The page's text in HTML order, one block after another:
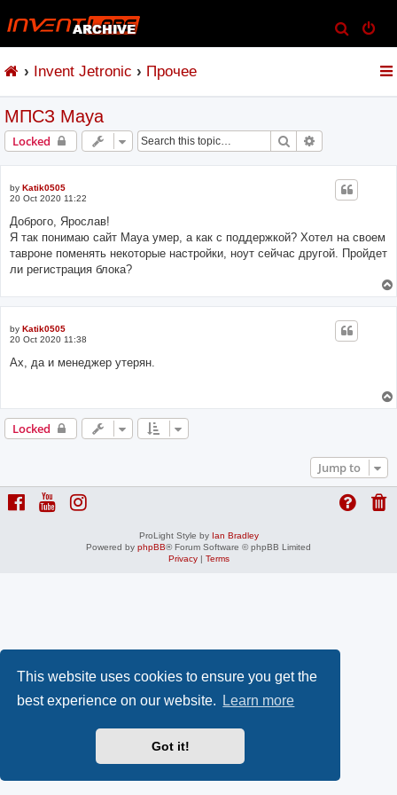
This website uses cookies to ensure you get the
best experience on our website.
Learn more
Got it!
e
Invent Jetronic Прочее
МПСЗ Maya
Locked Search
by Katik0505
20 Oct 2020 11:22
Доброго, Ярослав!
Я так понимаю сайт Maya умер, а как с поддержкой? Хотел на своем
тавроне поменять некоторые настройки, ноут сейчас другой. Пройдет
ли регистрация блока?
by Katik0505
20 Oct 2020 11:38
Ах, да и менеджер утерян.
Locked
Jump to
ProLight Style by Ian Bradley
Powered by phpBB® Forum Software © phpBB Limited
Privacy| Terms